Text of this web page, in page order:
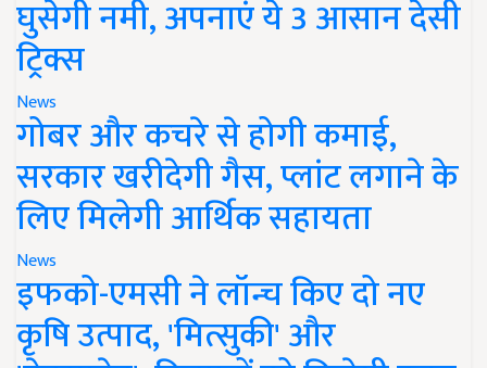
घुसेगी नमी, अपनाएं ये 3 आसान देसी
ट्रिक्स
News
गोबर और कचरे से होगी कमाई,
सरकार खरीदेगी गैस, प्लांट लगाने के
लिए मिलेगी आर्थिक सहायता
News
इफको-एमसी ने लॉन्च किए दो नए
कृषि उत्पाद, 'मित्सुकी' और